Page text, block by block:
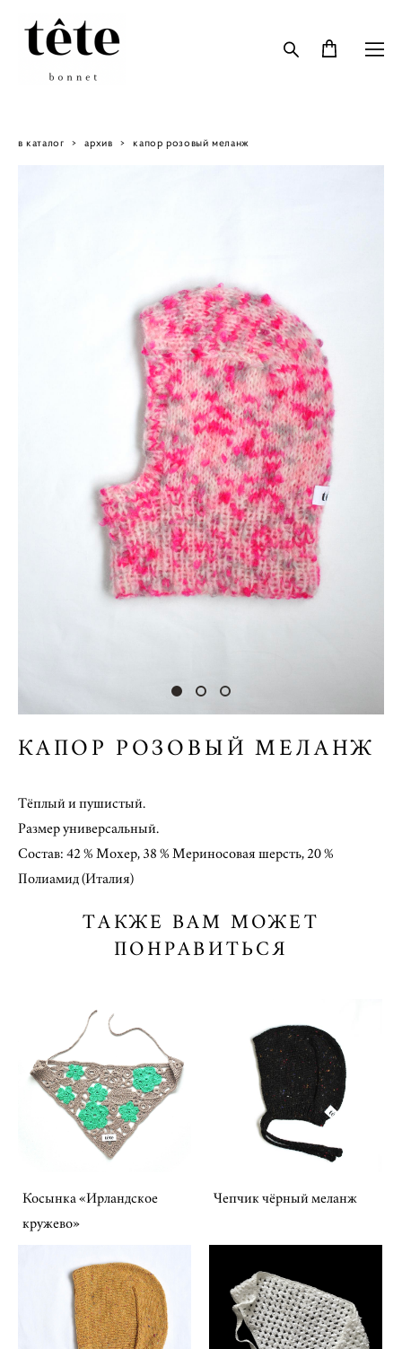
в каталог > архив > капор розовый меланж
КАПОР РОЗОВЫЙ МЕЛАНЖ
Тёплый и пушистый.
Размер универсальный.
Состав: 42 % Мохер, 38 % Мериносовая шерсть, 20 %
Полиамид (Италия)
ТАКЖЕ ВАМ МОЖЕТ
ПОНРАВИТЬСЯ
Косынка «Ирландское
кружево»
Чепчик чёрный меланж